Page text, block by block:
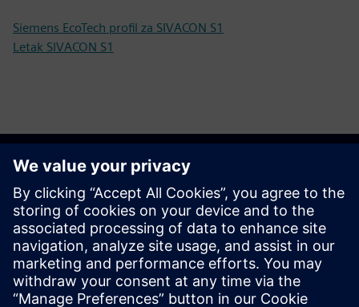
Siemens EcoTech profil za SIVACON S1
Letak SIVACON S1
Začnite
Kontaktirajte nas